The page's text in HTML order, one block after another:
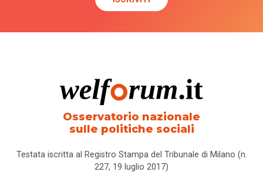
Osservatorio nazionale
sulle politiche sociali
Testata iscritta al Registro Stampa del Tribunale di Milano (n.
227, 19 luglio 2017)